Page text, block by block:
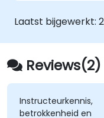
volledig
het opsplitsen
systeem in
via webservices
deze wijziging
veranderingen
systemen als in
Laatst bijgewerkt:
Reviews(2)
Instructeurkennis,
betrokkenheid en